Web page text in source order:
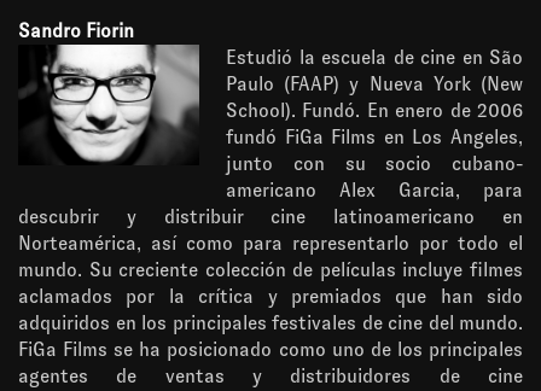
Sandro Fiorin
Estudió la escuela de cine en São
Paulo (FAAP) y Nueva York (New
School). Fundó. En enero de 2006
fundó FiGa Films en Los Angeles,
junto con su socio cubano-
americano Alex Garcia, para
descubrir y distribuir cine latinoamericano en
Norteamérica, así como para representarlo por todo el
mundo. Su creciente colección de películas incluye filmes
aclamados por la crítica y premiados que han sido
adquiridos en los principales festivales de cine del mundo.
FiGa Films se ha posicionado como uno de los principales
agentes de ventas y distribuidores de cine